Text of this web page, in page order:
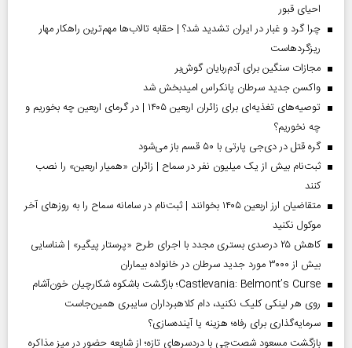
احیای قبور
چرا گرد و غبار در ایران تشدید شد؟ | حقابه تالاب‌ها مهم‌ترین راهکار مهار
ریزگردهاست
مجازات سنگین برای آدم‌ربایان گوش‌بر
واکسن جدید سرطان پانکراس امیدبخش شد
توصیه‌های تغذیه‌ای برای زائران اربعین ۱۴۰۵ | در گرمای اربعین چه بخوریم و
چه نخوریم؟
گره قتل در دی‌جی پارتی با ۵۰ قسم باز می‌شود
ثبت‌نام بیش از یک میلیون نفر در سماح | زائران «همیار اربعین» را نصب
کنند
متقاضیان ارز اربعین ۱۴۰۵ بخوانند | ثبت‌نام در سامانه سماح را به روز‌های آخر
موکول نکنید
کاهش ۲۵ درصدی بستری مجدد با اجرای طرح «پرستار پیگیر» | شناسایی
بیش از ۳۰۰۰ مورد جدید سرطان در خانواده بیماران
Castlevania: Belmont’s Curse؛ بازگشت باشکوه شکارچیان خون‌آشام
روی هر لینکی کلیک نکنید، دام کلاهبرداران سایبری همین‌جاست
سرمایه‌گذاری برای رفاه؛ هزینه یا آینده‌سازی؟
بازگشت مسعود شصت‌چی با دردسر‌های تازه؛ از شایعه حضور در میز مذاکره